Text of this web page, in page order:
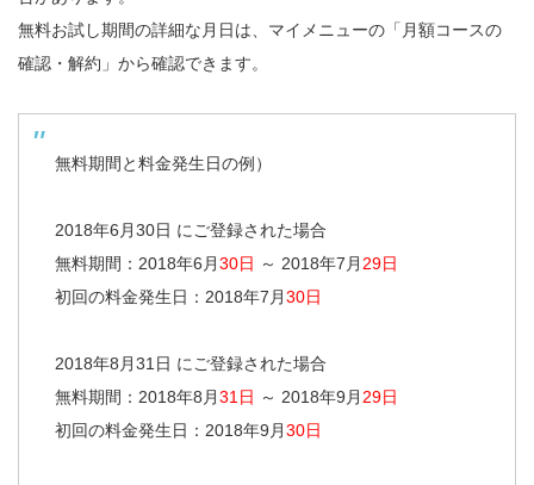
無料お試し期間の詳細な月日は、マイメニューの「月額コースの
確認・解約」から確認できます。
無料期間と料金発生日の例）
2018年6月30日 にご登録された場合
無料期間：2018年6月30日 ～ 2018年7月 29日
初回の料金発生日：2018年7月30日
2018年8月31日 にご登録された場合
無料期間：2018年8月31日 ～ 2018年9月 29日
初回の料金発生日：2018年9月30日